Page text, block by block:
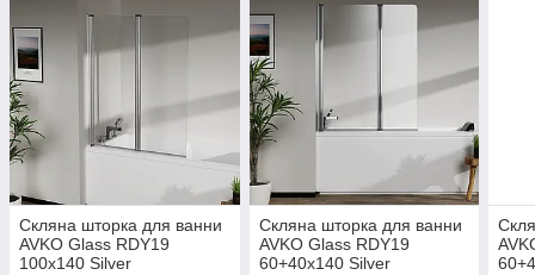
Скляна шторка для ванни
AVKO Glass RDY19
100x140 Silver
Скляна шторка для ванни
AVKO Glass RDY19
60+40x140 Silver